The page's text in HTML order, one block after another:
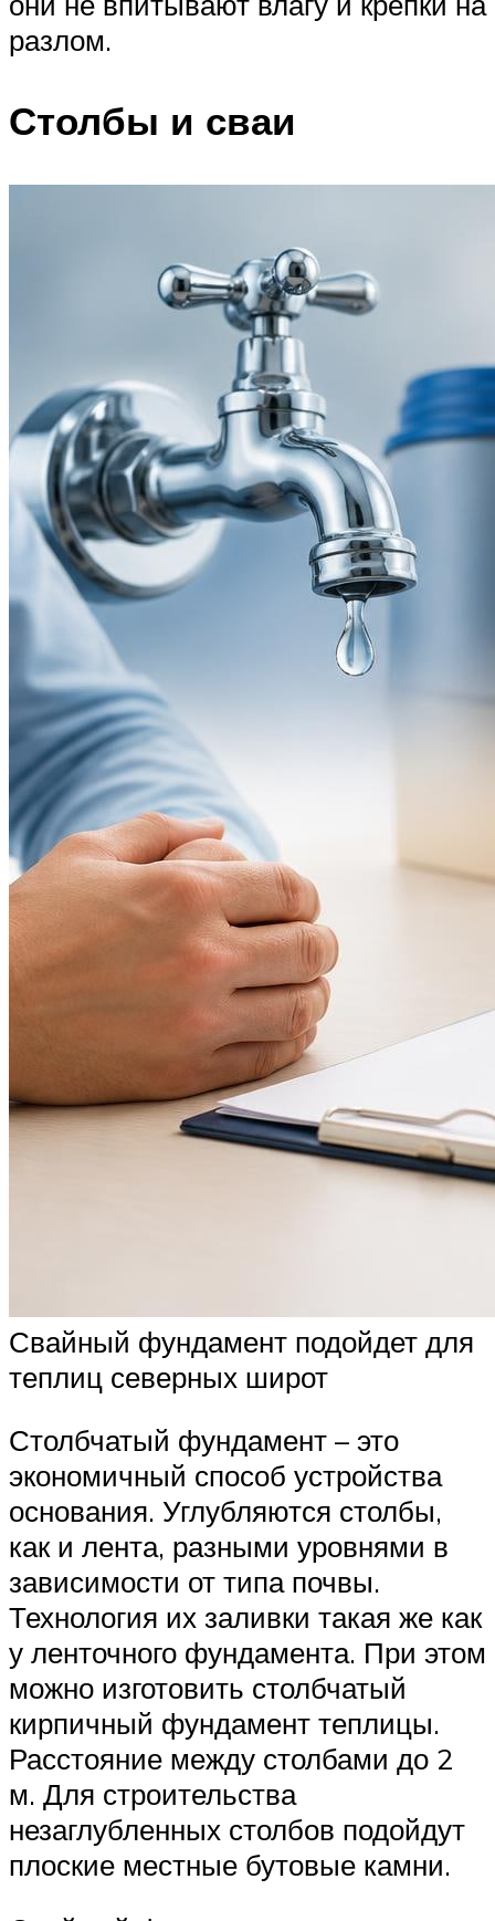
разлом.
Столбы и сваи
Свайный фундамент подойдет для
теплиц северных широт
Столбчатый фундамент – это
экономичный способ устройства
основания. Углубляются столбы,
как и лента, разными уровнями в
зависимости от типа почвы.
Технология их заливки такая же как
у ленточного фундамента. При этом
можно изготовить столбчатый
кирпичный фундамент теплицы.
Расстояние между столбами до 2
м. Для строительства
незаглубленных столбов подойдут
плоские местные бутовые камни.